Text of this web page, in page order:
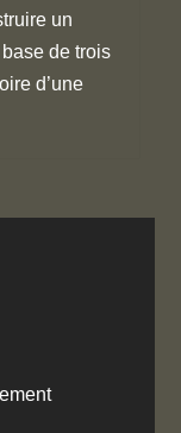
un
de trois
d’une